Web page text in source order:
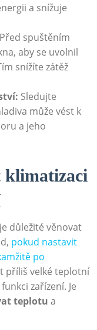
a snížuje
⁣ Před spuštěním
aby se ⁢uvolnil
⁣snížíte zátěž‍
Sledujte
⁢může vést k
a jeho
klimatizaci‍
důležité věnovat
pokud ‌nastavit
po
příliš velké teplotní
zařízení. Je
teplotu a